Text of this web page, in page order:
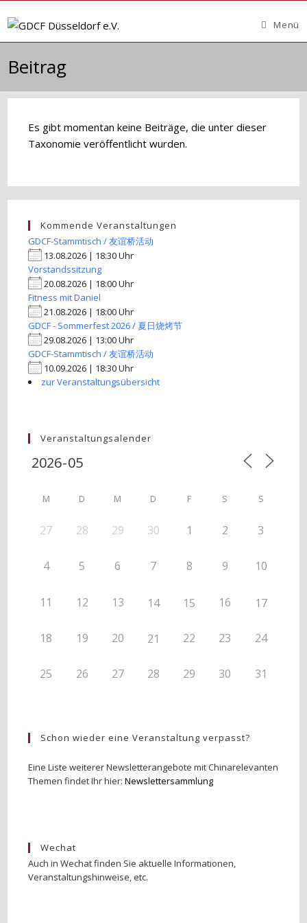
Inhalt
Menü
Beitrag
Es gibt momentan keine Beiträge, die unter dieser
Taxonomie veröffentlicht wurden.
Kommende Veranstaltungen
GDCF-Stammtisch / 友谊桥活动
13.08.2026 | 18:30 Uhr
Vorstandssitzung
20.08.2026 | 18:00 Uhr
Fitness mit Daniel
21.08.2026 | 18:00 Uhr
GDCF - Sommerfest 2026 / 夏日烧烤节
29.08.2026 | 13:00 Uhr
GDCF-Stammtisch / 友谊桥活动
10.09.2026 | 18:30 Uhr
zur Veranstaltungsübersicht
Veranstaltungsalender
M D M D F S S
27 28 29 30 1 2 3
4 5 6 7 8 9 10
11 12 13 14 15 16 17
18 19 20 21 22 23 24
25 26 27 28 29 30 31
Schon wieder eine Veranstaltung verpasst?
Eine Liste weiterer Newsletterangebote mit Chinarelevanten
Themen findet Ihr hier:Newslettersammlung
Wechat
Auch in Wechat finden Sie aktuelle Informationen,
Veranstaltungshinweise, etc.